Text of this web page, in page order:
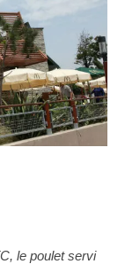
le poulet servi